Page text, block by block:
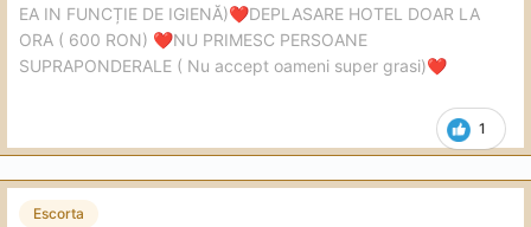
1
EA IN FUNCȚIE DE IGIENĂ)❤️DEPLASARE HOTEL DOAR LA
ORA ( 600 RON) ❤️NU PRIMESC PERSOANE
SUPRAPONDERALE ( Nu accept oameni super grasi)❤️
Escorta